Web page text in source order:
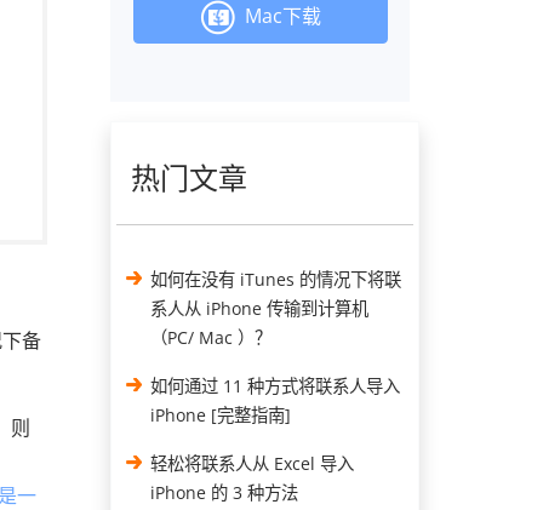
备
则
一
Mac下载
热门文章
如何在没有 iTunes 的情况下将联
系人从 iPhone 传输到计算机
（PC/ Mac ）？
如何通过 11 种方式将联系人导入
iPhone [完整指南]
轻松将联系人从 Excel 导入
iPhone 的 3 种方法